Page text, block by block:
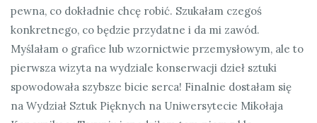
pewna, co dokładnie chcę robić. Szukałam czegoś
konkretnego, co będzie przydatne i da mi zawód.
Myślałam o grafice lub wzornictwie przemysłowym, ale to
pierwsza wizyta na wydziale konserwacji dzieł sztuki
spowodowała szybsze bicie serca! Finalnie dostałam się
na Wydział Sztuk Pięknych na Uniwersytecie Mikołaja